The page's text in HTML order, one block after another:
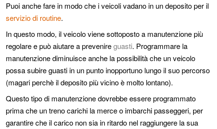
Puoi anche fare in modo che i veicoli vadano in un deposito per il
servizio di routine.
In questo modo, il veicolo viene sottoposto a manutenzione più
regolare e può aiutare a prevenireguasti. Programmare la
manutenzione diminuisce anche la possibilità che un veicolo
possa subire guasti in un punto inopportuno lungo il suo percorso
(magari perchè il deposito più vicino è molto lontano).
Questo tipo di manutenzione dovrebbe essere programmato
prima che un treno carichi la merce o imbarchi passeggeri, per
garantire che il carico non sia in ritardo nel raggiungere la sua